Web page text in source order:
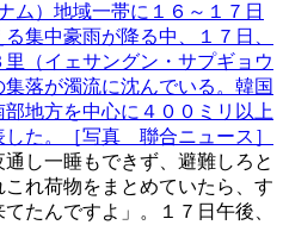
ム）地域一帯に１６～１７日
集中豪雨が降る中、１７日、
（イェサングン・サプギョウ
落が濁流に沈んでいる。韓国
地方を中心に４００ミリ以上
た。［写真 聯合ニュース］
通し一睡もできず、避難しろと
れ荷物をまとめていたら、す
たんですよ」。１７日午後、